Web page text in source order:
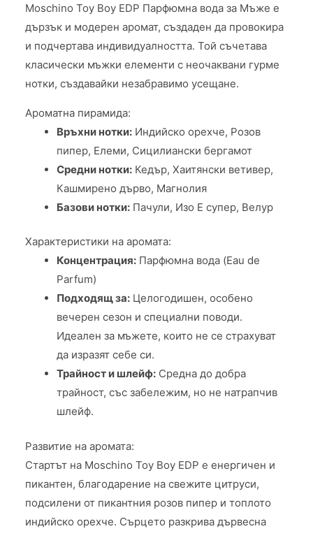
Moschino Toy Boy EDP Парфюмна вода за Мъже е
дързък и модерен аромат, създаден да провокира
и подчертава индивидуалността. Той съчетава
класически мъжки елементи с неочаквани гурме
нотки, създавайки незабравимо усещане.
Ароматна пирамида:
Връхни нотки: Индийско орехче, Розов
пипер, Елеми, Сицилиански бергамот
Средни нотки: Кедър, Хаитянски ветивер,
Кашмирено дърво, Магнолия
Базови нотки: Пачули, Изо Е супер, Велур
Характеристики на аромата:
Концентрация: Парфюмна вода (Eau de
Parfum)
Подходящ за: Целогодишен, особено
вечерен сезон и специални поводи.
Идеален за мъжете, които не се страхуват
да изразят себе си.
Трайност и шлейф: Средна до добра
трайност, със забележим, но не натрапчив
шлейф.
Развитие на аромата:
Стартът на Moschino Toy Boy EDP е енергичен и
пикантен, благодарение на свежите цитруси,
подсилени от пикантния розов пипер и топлото
индийско орехче. Сърцето разкрива дървесна